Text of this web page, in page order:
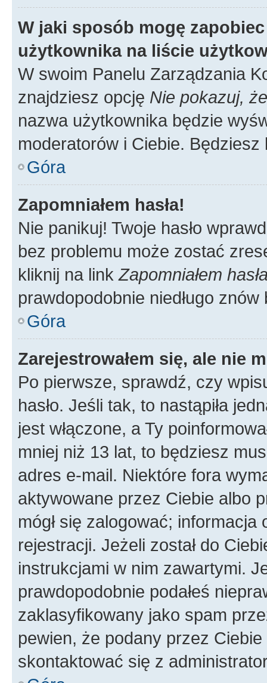
W jaki sposób mogę
użytkownika na liście
W swoim Panelu Zarządzania
znajdziesz opcję Nie pokazuj,
nazwa użytkownika będzie
moderatorów i Ciebie.
Góra
Zapomniałem hasła!
Nie panikuj! Twoje hasło
bez problemu może zostać
kliknij na linkZapomniałem
prawdopodobnie niedługo
Góra
Zarejestrowałem się, ale nie
Po pierwsze, sprawdź, czy
hasło. Jeśli tak, to nastąpiła
jest włączone, a Ty
mniej niż 13 lat, to będziesz
adres e-mail. Niektóre fora
aktywowane przez Ciebie albo
mógł się zalogować;
rejestracji. Jeżeli został do
instrukcjami w nim zawartymi.
prawdopodobnie podałeś
zaklasyfikowany jako spam
pewien, że podany przez
skontaktować się z